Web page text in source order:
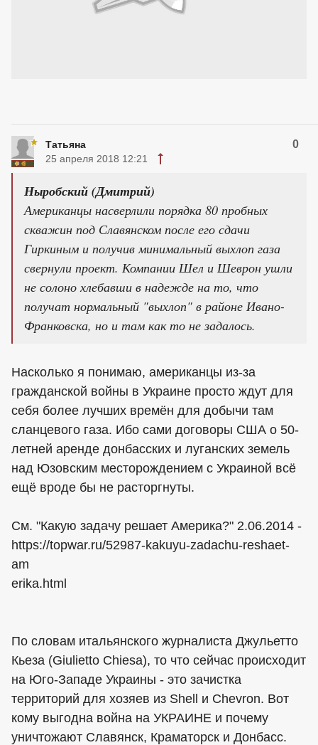
Татьяна 0
25 апреля 2018 12:21
Ныробский (Дмитрий)
Американцы насверлили порядка 80 пробных
скважин под Славянском после его сдачи
Гиркиным и получив минимальный выхлоп газа
свернули проект. Компании Шел и Шеврон ушли
не солоно хлебавши в надежде на то, что
получат нормальный "выхлоп" в районе Ивано-
Франковска, но и там как то не задалось.
Насколько я понимаю, американцы из-за
гражданской войны в Украине просто ждут для
себя более лучших времён для добычи там
сланцевого газа. Ибо сами договоры США о 50-
летней аренде донбасских и луганских земель
над Юзовским месторождением с Украиной всё
ещё вроде бы не расторгнуты.
См. "Какую задачу решает Америка?" 2.06.2014 -
https://topwar.ru/52987-kakuyu-zadachu-reshaet-
am
erika.html
По словам итальянского журналиста Джульетто
Кьеза (Giulietto Chiesa), то что сейчас происходит
на Юго-Западе Украины - это зачистка
территорий для хозяев из Shell и Chevron. Вот
кому выгодна война на УКРАИНЕ и почему
уничтожают Славянск, Краматорск и Донбасс.